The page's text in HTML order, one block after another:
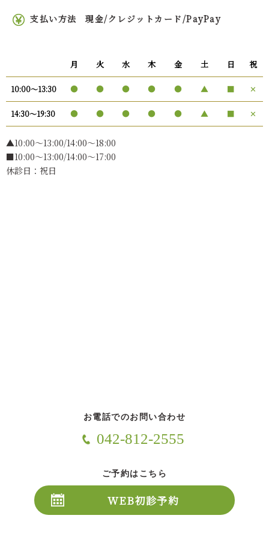
支払い方法 現金/クレジットカード/PayPay
月 火 水 木 金 土 日 祝
10:00〜13:30 ● ● ● ● ● ▲ ■ ✕
14:30〜19:30 ● ● ● ● ● ▲ ■ ✕
▲10:00〜13:00/14:00～18:00
■10:00～13:00/14:00～17:00
休診日：祝日
お電話でのお問い合わせ
042-812-2555
ご予約はこちら
WEB初診予約